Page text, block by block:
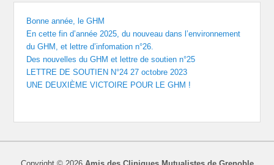
Bonne année, le GHM
En cette fin d’année 2025, du nouveau dans l’environnement
du GHM, et lettre d’infomation n°26.
Des nouvelles du GHM et lettre de soutien n°25
LETTRE DE SOUTIEN N°24 27 octobre 2023
UNE DEUXIÈME VICTOIRE POUR LE GHM !